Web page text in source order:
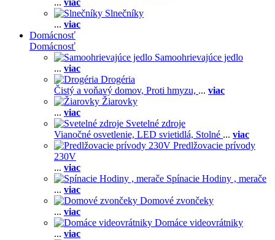
... viac
Slnečníky
... viac
Domácnosť
Domácnosť
Samoohrievajúce jedlo
... viac
Drogéria
Čistý a voňavý domov, Proti hmyzu, ... viac
Žiarovky
... viac
Svetelné zdroje
Vianočné osvetlenie, LED svietidlá, Stolné ... viac
Predlžovacie prívody
230V
... viac
Spínacie Hodiny , merače
... viac
Domové zvončeky
... viac
Domáce videovrátniky
... viac